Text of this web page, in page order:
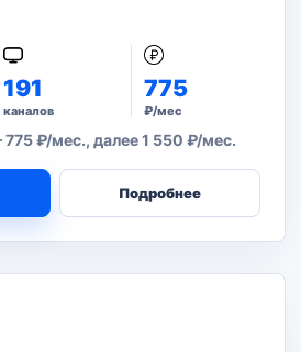
191
каналов
775
₽/мес
₽/мес., далее 1 550 ₽/мес.
Подробнее